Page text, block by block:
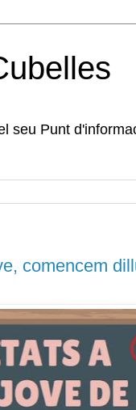
seu Punt
comencem